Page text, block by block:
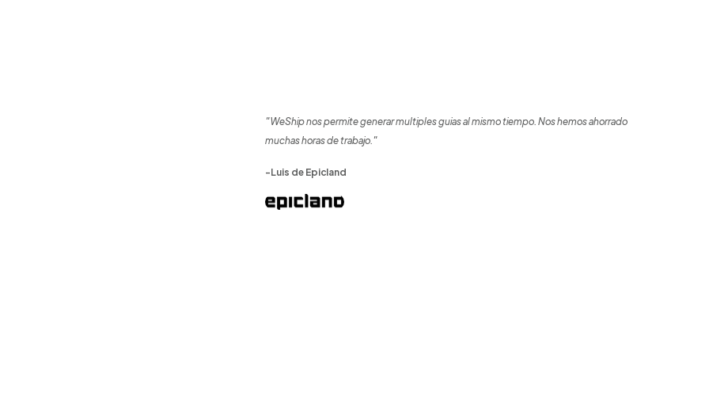
"WeShip nos permite generar multiples guias al mismo tiempo. Nos hemos ahorrado
muchas horas de trabajo."
-Luis de Epicland